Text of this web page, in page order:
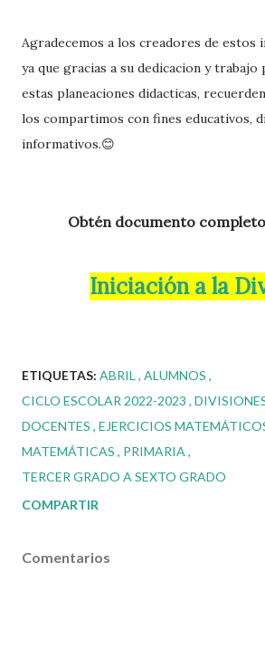
Agradecemos a los creadores de estos
ya que gracias a su dedicacion y
estas planeaciones didacticas,
los compartimos con fines educativos,
informativos.😊
Obtén documento completo
Iniciación a la
ETIQUETAS: ABRIL ALUMNOS
CICLO ESCOLAR 2022-2023
DOCENTES EJERCICIOS
MATEMÁTICAS
PRIMARIA
TERCER GRADO A SEXTO GRADO
COMPARTIR
Comentarios